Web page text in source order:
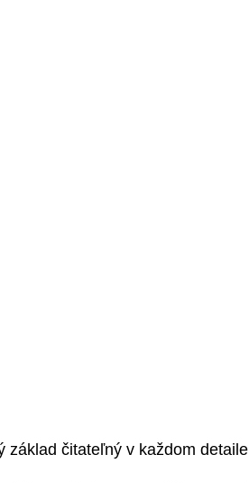
čitateľný v každom